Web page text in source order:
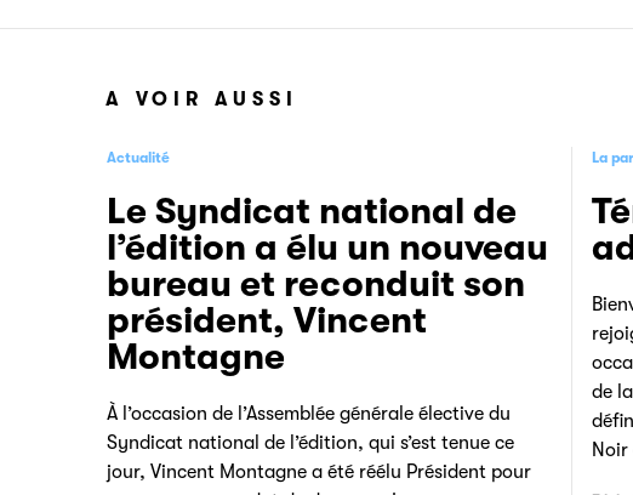
A VOIR AUSSI
Actualité
Le Syndicat national de
l’édition a élu un nouveau
bureau et reconduit son
président, Vincent
Montagne
À l’occasion de l’Assemblée générale élective du
Syndicat national de l’édition, qui s’est tenue ce
jour, Vincent Montagne a été réélu Président pour
La
de
Noir